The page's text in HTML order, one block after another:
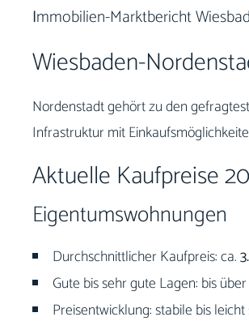
Immobilien-Marktbericht
Wiesbaden-
Nordenstadt gehört zu den
Infrastruktur mit
Aktuelle Kaufpreise
Eigentumswohnungen
Durchschnittlicher Kaufpreis: ca.
Gute bis sehr gute Lagen: bis über
Preisentwicklung: stabile bis